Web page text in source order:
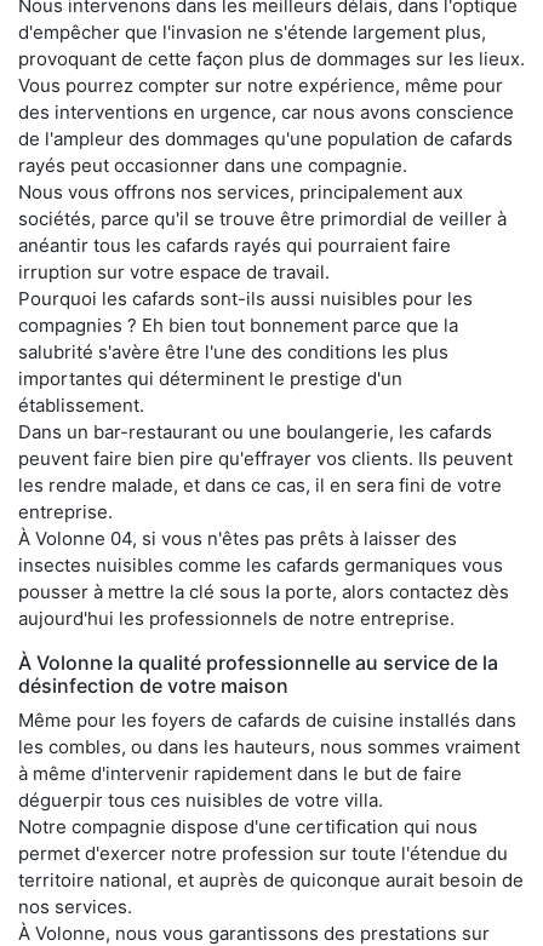
Nous intervenons dans les meilleurs délais, dans l'optique
d'empêcher que l'invasion ne s'étende largement plus,
provoquant de cette façon plus de dommages sur les lieux.
Vous pourrez compter sur notre expérience, même pour
des interventions en urgence, car nous avons conscience
de l'ampleur des dommages qu'une population de cafards
rayés peut occasionner dans une compagnie.
Nous vous offrons nos services, principalement aux
sociétés, parce qu'il se trouve être primordial de veiller à
anéantir tous les cafards rayés qui pourraient faire
irruption sur votre espace de travail.
Pourquoi les cafards sont-ils aussi nuisibles pour les
compagnies ? Eh bien tout bonnement parce que la
salubrité s'avère être l'une des conditions les plus
importantes qui déterminent le prestige d'un
établissement.
Dans un bar-restaurant ou une boulangerie, les cafards
peuvent faire bien pire qu'effrayer vos clients. Ils peuvent
les rendre malade, et dans ce cas, il en sera fini de votre
entreprise.
À Volonne 04, si vous n'êtes pas prêts à laisser des
insectes nuisibles comme les cafards germaniques vous
pousser à mettre la clé sous la porte, alors contactez dès
aujourd'hui les professionnels de notre entreprise.
À Volonne la qualité professionnelle au service de la
désinfection de votre maison
Même pour les foyers de cafards de cuisine installés dans
les combles, ou dans les hauteurs, nous sommes vraiment
à même d'intervenir rapidement dans le but de faire
déguerpir tous ces nuisibles de votre villa.
Notre compagnie dispose d'une certification qui nous
permet d'exercer notre profession sur toute l'étendue du
territoire national, et auprès de quiconque aurait besoin de
nos services.
À Volonne, nous vous garantissons des prestations sur